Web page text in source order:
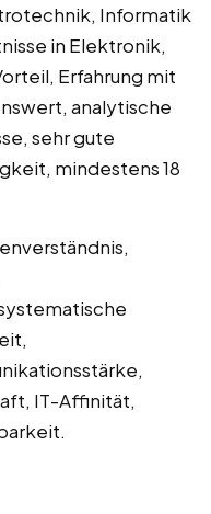
Informatik
in Elektronik,
Erfahrung mit
analytische
sehr gute
mindestens 18
IT-Affinität,